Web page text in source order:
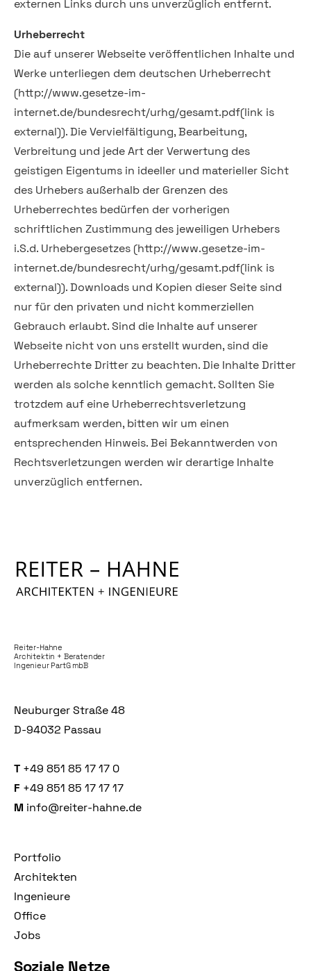
externen Links durch uns unverzüglich entfernt.
Urheberrecht
Die auf unserer Webseite veröffentlichen Inhalte und
Werke unterliegen dem deutschen Urheberrecht
(http://www.gesetze-im-
internet.de/bundesrecht/urhg/gesamt.pdf(link is
external)). Die Vervielfältigung, Bearbeitung,
Verbreitung und jede Art der Verwertung des
geistigen Eigentums in ideeller und materieller Sicht
des Urhebers außerhalb der Grenzen des
Urheberrechtes bedürfen der vorherigen
schriftlichen Zustimmung des jeweiligen Urhebers
i.S.d. Urhebergesetzes (http://www.gesetze-im-
internet.de/bundesrecht/urhg/gesamt.pdf(link is
external)). Downloads und Kopien dieser Seite sind
nur für den privaten und nicht kommerziellen
Gebrauch erlaubt. Sind die Inhalte auf unserer
Webseite nicht von uns erstellt wurden, sind die
Urheberrechte Dritter zu beachten. Die Inhalte Dritter
werden als solche kenntlich gemacht. Sollten Sie
trotzdem auf eine Urheberrechtsverletzung
aufmerksam werden, bitten wir um einen
entsprechenden Hinweis. Bei Bekanntwerden von
Rechtsverletzungen werden wir derartige Inhalte
unverzüglich entfernen.
Reiter-Hahne
Architektin + Beratender
Ingenieur PartG mbB
Neuburger Straße 48
D-94032 Passau
T +49 851 85 17 17 0
F +49 851 85 17 17 17
M info@reiter-hahne.de
Portfolio
Architekten
Ingenieure
Office
Jobs
Soziale Netze